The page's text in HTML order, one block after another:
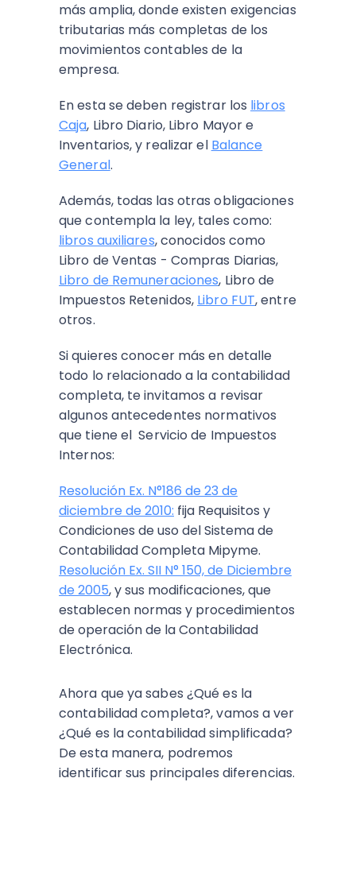
más amplia, donde existen exigencias
tributarias más completas de los
movimientos contables de la
empresa.
En esta se deben registrar los libros
Caja, Libro Diario, Libro Mayor e
Inventarios, y realizar el Balance
General.
Además, todas las otras obligaciones
que contempla la ley, tales como:
libros auxiliares, conocidos como
Libro de Ventas - Compras Diarias,
Libro de Remuneraciones, Libro de
Impuestos Retenidos, Libro FUT, entre
otros.
Si quieres conocer más en detalle
todo lo relacionado a la contabilidad
completa, te invitamos a revisar
algunos antecedentes normativos
que tiene el Servicio de Impuestos
Internos:
Resolución Ex. N°186 de 23 de
diciembre de 2010: fija Requisitos y
Condiciones de uso del Sistema de
Contabilidad Completa Mipyme.
Resolución Ex. SII N° 150, de Diciembre
de 2005, y sus modificaciones, que
establecen normas y procedimientos
de operación de la Contabilidad
Electrónica.
Ahora que ya sabes ¿Qué es la
contabilidad completa?, vamos a ver
¿Qué es la contabilidad simplificada?
De esta manera, podremos
identificar sus principales diferencias.